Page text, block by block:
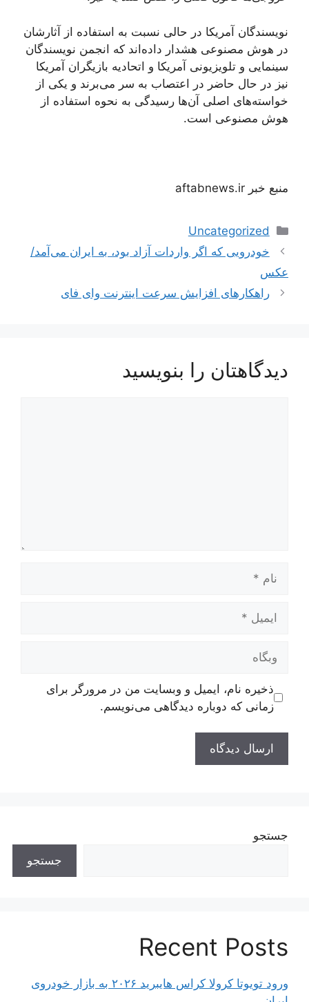
نویسندگان آمریکا در حالی نسبت به استفاده از آثارشان
در هوش مصنوعی هشدار داده‌اند که انجمن نویسندگان
سینمایی و تلویزیونی آمریکا و اتحادیه بازیگران آمریکا
نیز در حال حاضر در اعتصاب به سر می‌برند و یکی از
خواسته‌های اصلی آن‌ها رسیدگی به نحوه استفاده از
هوش مصنوعی است.
منبع خبر aftabnews.ir
دسته‌ها
Uncategorized
ناوبری
نوشته‌ها
خودرویی که اگر واردات آزاد بود، به ایران می‌آمد/
عکس
راهکارهای افزایش سرعت اینترنت وای فای
دیدگاهتان را بنویسید
وبگاه
ذخیره نام، ایمیل و وبسایت من در مرورگر برای
زمانی که دوباره دیدگاهی می‌نویسم.
جستجو
جستجو
Recent Posts
ورود تویوتا کرولا کراس هایبرید ۲۰۲۶ به بازار خودروی